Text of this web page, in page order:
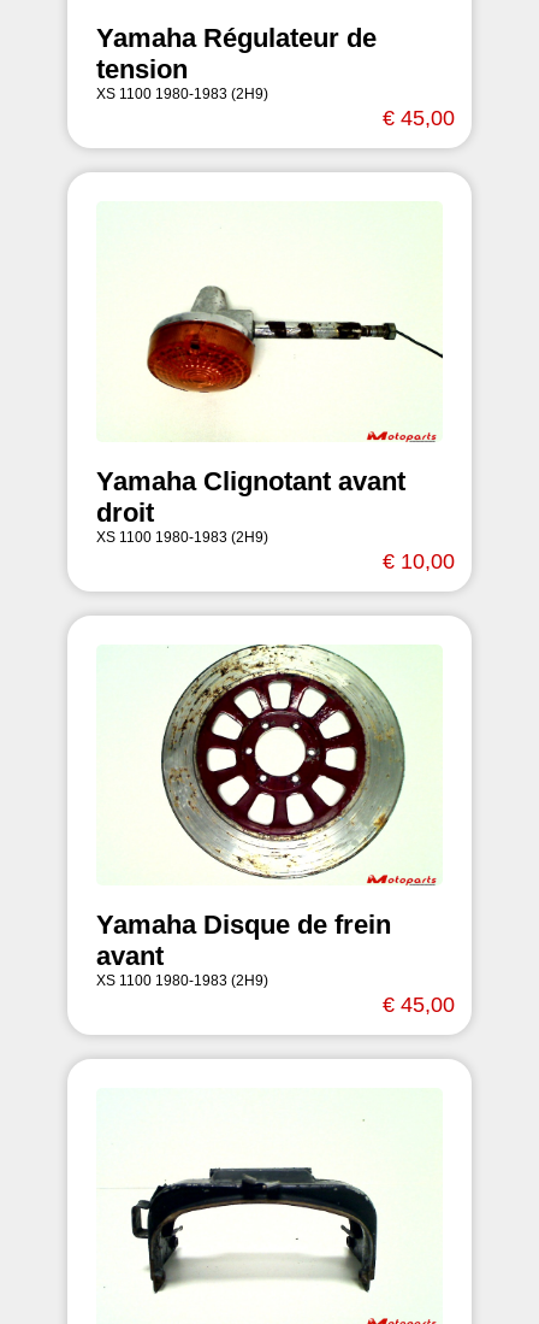
Yamaha Régulateur de
tension
XS 1100 1980-1983 (2H9)
€ 45,00
Yamaha Clignotant avant
droit
XS 1100 1980-1983 (2H9)
€ 10,00
Yamaha Disque de frein
avant
XS 1100 1980-1983 (2H9)
€ 45,00